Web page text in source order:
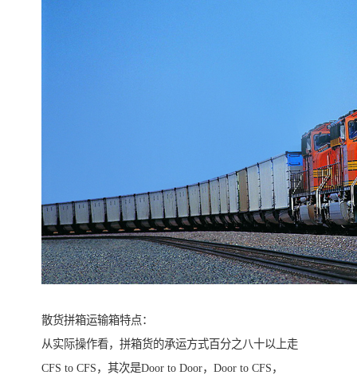
散货拼箱运输箱特点：
从实际操作看，拼箱货的承运方式百分之八十以上走
CFS to CFS，其次是Door to Door，Door to CFS，